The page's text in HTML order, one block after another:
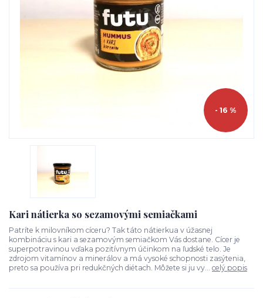
- 16 %
Kari nátierka so sezamovými semiačkami
Patríte k milovníkom cíceru? Tak táto nátierkua v úžasnej
kombináciu s kari a sezamovým semiačkom Vás dostane. Cícer je
superpotravinou vďaka pozitívnym účinkom na ľudské telo. Je
zdrojom vitamínov a minerálov a má vysoké schopnosti zasýtenia,
preto sa používa pri redukčných diétach. Môžete si ju vy... celý popis